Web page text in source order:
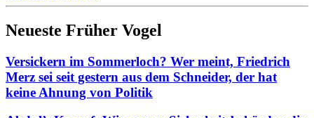
Neueste Früher Vogel
Versickern im Sommerloch? Wer meint, Friedrich
Merz sei seit gestern aus dem Schneider, der hat
keine Ahnung von Politik